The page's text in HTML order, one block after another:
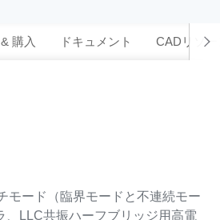
購入 ドキュメント CADリソー
モード（臨界モードと不連続モー
、LLC共振ハーフブリッジ用高電